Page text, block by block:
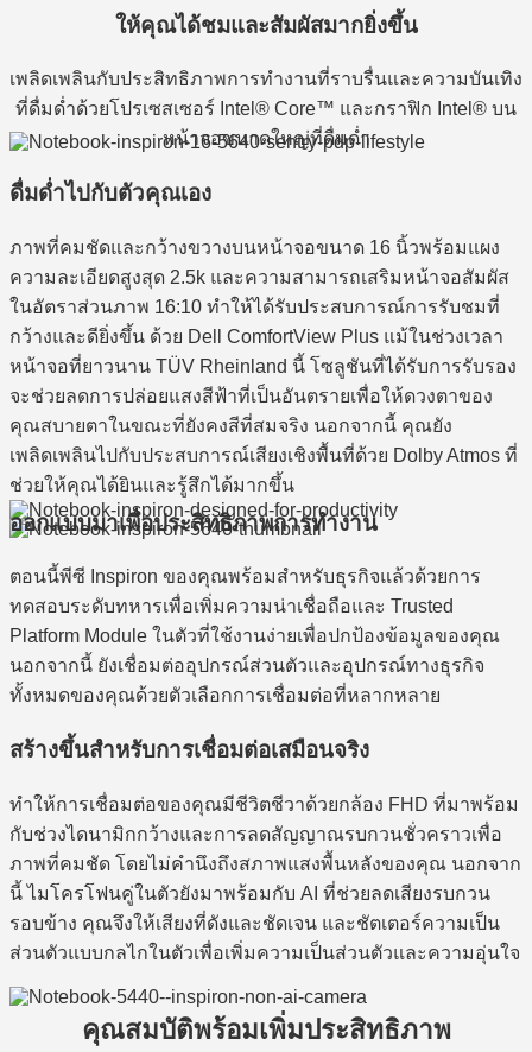
ให้คุณได้ชมและสัมผัสมากยิ่งขึ้น
เพลิดเพลินกับประสิทธิภาพการทำงานที่ราบรื่นและความบันเทิง
ที่ดื่มด่ำด้วยโปรเซสเซอร์ Intel® Core™ และกราฟิก Intel® บน
หน้าจอขนาดใหญ่ที่ดื่มด่ำ
ดื่มด่ำไปกับตัวคุณเอง
ภาพที่คมชัดและกว้างขวางบนหน้าจอขนาด 16 นิ้วพร้อมแผง
ความละเอียดสูงสุด 2.5k และความสามารถเสริมหน้าจอสัมผัส
ในอัตราส่วนภาพ 16:10 ทำให้ได้รับประสบการณ์การรับชมที่
กว้างและดียิ่งขึ้น ด้วย Dell ComfortView Plus แม้ในช่วงเวลา
หน้าจอที่ยาวนาน TÜV Rheinland นี้ โซลูชันที่ได้รับการรับรอง
จะช่วยลดการปล่อยแสงสีฟ้าที่เป็นอันตรายเพื่อให้ดวงตาของ
คุณสบายตาในขณะที่ยังคงสีที่สมจริง นอกจากนี้ คุณยัง
เพลิดเพลินไปกับประสบการณ์เสียงเชิงพื้นที่ด้วย Dolby Atmos ที่
ช่วยให้คุณได้ยินและรู้สึกได้มากขึ้น
ออกแบบมาเพื่อประสิทธิภาพการทำงาน
ตอนนี้พีซี Inspiron ของคุณพร้อมสำหรับธุรกิจแล้วด้วยการ
ทดสอบระดับทหารเพื่อเพิ่มความน่าเชื่อถือและ Trusted
Platform Module ในตัวที่ใช้งานง่ายเพื่อปกป้องข้อมูลของคุณ
นอกจากนี้ ยังเชื่อมต่ออุปกรณ์ส่วนตัวและอุปกรณ์ทางธุรกิจ
ทั้งหมดของคุณด้วยตัวเลือกการเชื่อมต่อที่หลากหลาย
สร้างขึ้นสำหรับการเชื่อมต่อเสมือนจริง
ทำให้การเชื่อมต่อของคุณมีชีวิตชีวาด้วยกล้อง FHD ที่มาพร้อม
กับช่วงไดนามิกกว้างและการลดสัญญาณรบกวนชั่วคราวเพื่อ
ภาพที่คมชัด โดยไม่คำนึงถึงสภาพแสงพื้นหลังของคุณ นอกจาก
นี้ ไมโครโฟนคู่ในตัวยังมาพร้อมกับ AI ที่ช่วยลดเสียงรบกวน
รอบข้าง คุณจึงให้เสียงที่ดังและชัดเจน และชัตเตอร์ความเป็น
ส่วนตัวแบบกลไกในตัวเพื่อเพิ่มความเป็นส่วนตัวและความอุ่นใจ
คุณสมบัติพร้อมเพิ่มประสิทธิภาพ